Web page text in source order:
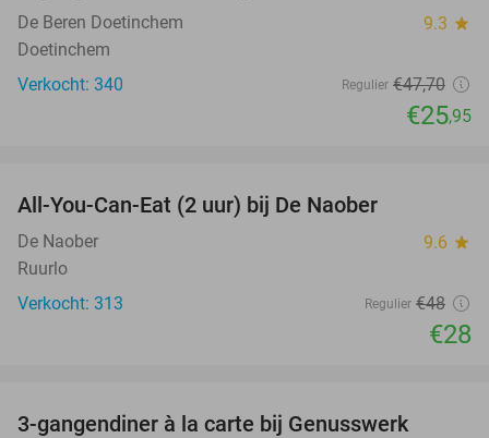
De Beren Doetinchem 9.3 star
Doetinchem
Verkocht: 340
Regulier €47,70
€25,95
All-You-Can-Eat (2 uur) bij De Naober
De Naober 9.6 star
Ruurlo
Verkocht: 313
Regulier €48
€28
3-gangendiner à la carte bij Genusswerk